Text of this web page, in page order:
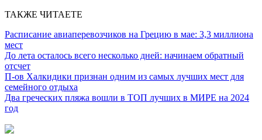
ТАКЖЕ ЧИТАЕТЕ
Расписание авиаперевозчиков на Грецию в мае: 3,3 миллиона
мест
До лета осталось всего несколько дней: начинаем обратный
отсчет
П-ов Халкидики признан одним из самых лучших мест для
семейного отдыха
Два греческих пляжа вошли в ТОП лучших в МИРЕ на 2024
год